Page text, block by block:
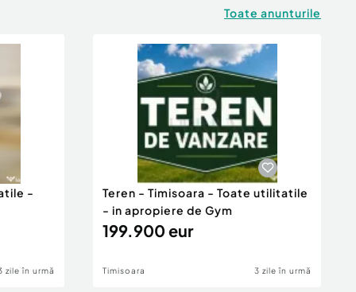
Toate anunturile
-
zile în urmă
Teren - Timisoara - Toate utilitatile
- in apropiere de Gym
199.900 eur
Timisoara 3 zile în urmă